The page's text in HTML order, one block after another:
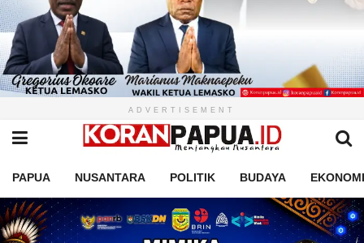
ADVERTISEMENT
PAPUA NUSANTARA POLITIK BUDAYA EKONOMI